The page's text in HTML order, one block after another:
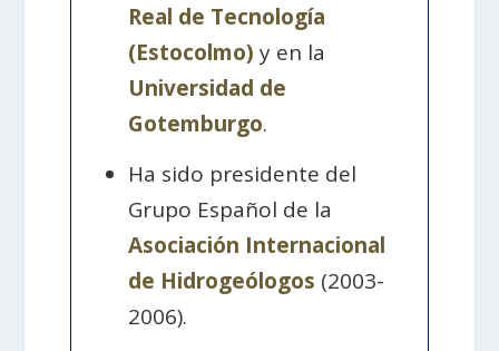
Real de Tecnología
(Estocolmo) y en la
Universidad de
Gotemburgo.
Ha sido presidente del
Grupo Español de la
Asociación Internacional
de Hidrogeólogos (2003-
2006).